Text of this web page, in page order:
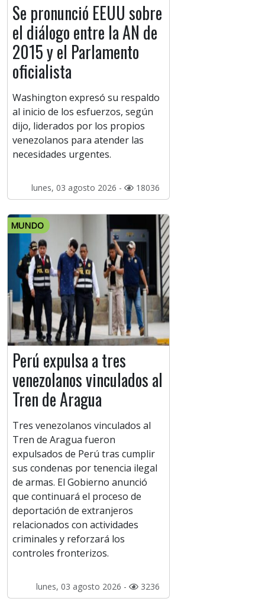
Se pronunció EEUU sobre
el diálogo entre la AN de
2015 y el Parlamento
oficialista
Washington expresó su respaldo
al inicio de los esfuerzos, según
dijo, liderados por los propios
venezolanos para atender las
necesidades urgentes.
lunes, 03 agosto 2026 - 18036
MUNDO
Perú expulsa a tres
venezolanos vinculados al
Tren de Aragua
Tres venezolanos vinculados al
Tren de Aragua fueron
expulsados de Perú tras cumplir
sus condenas por tenencia ilegal
de armas. El Gobierno anunció
que continuará el proceso de
deportación de extranjeros
relacionados con actividades
criminales y reforzará los
controles fronterizos.
lunes, 03 agosto 2026 - 3236